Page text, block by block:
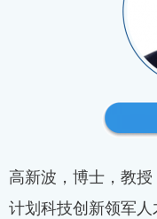
高新波，博士，教
计划科技创新领军